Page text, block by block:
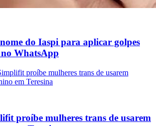
do Iaspi para aplicar golpes
WhatsApp
proíbe mulheres trans de usarem